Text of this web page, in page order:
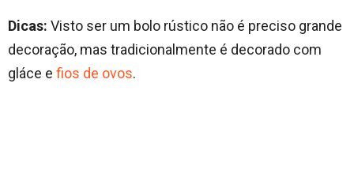
Dicas: Visto ser um bolo rústico não é preciso grande
decoração, mas tradicionalmente é decorado com
gláce e fios de ovos.